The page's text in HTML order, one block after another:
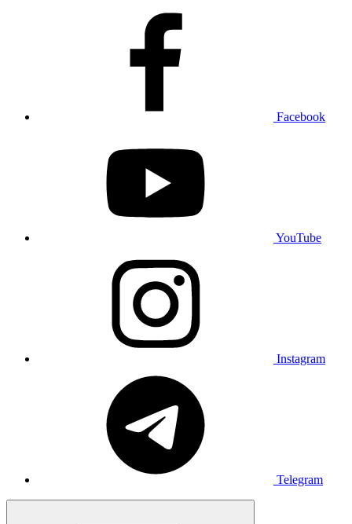
Facebook
YouTube
Instagram
Telegram